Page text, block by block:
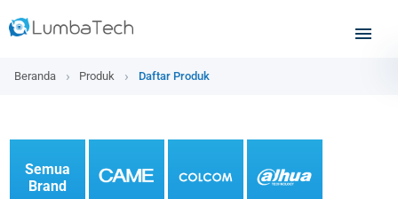
Beranda Produk Daftar Produk
Semua
Brand